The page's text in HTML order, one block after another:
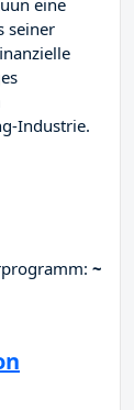
eine
seiner
Industrie.
~